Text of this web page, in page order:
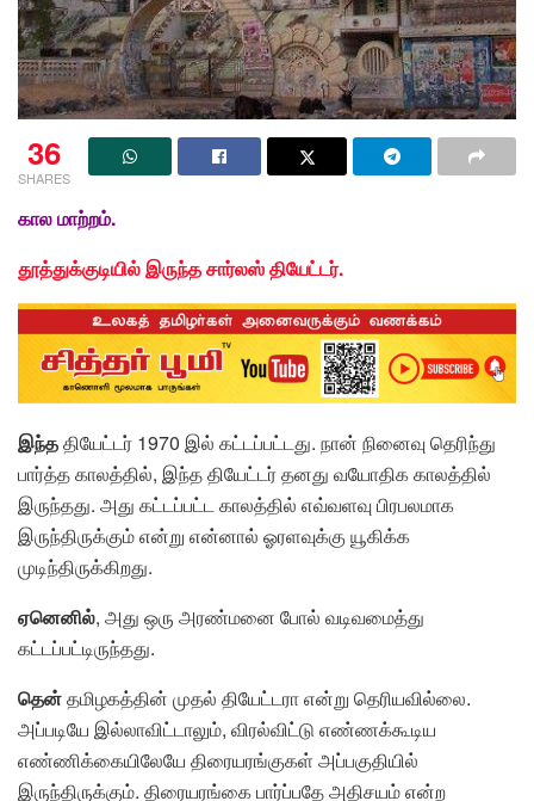
36
SHARES
கால மாற்றம்.
தூத்துக்குடியில் இருந்த சார்லஸ் தியேட்டர்.
இந்ததியேட்டர் 1970 இல் கட்டப்பட்டது. நான் நினைவு தெரிந்து
பார்த்த காலத்தில், இந்த தியேட்டர் தனது வயோதிக காலத்தில்
இருந்தது. அது கட்டப்பட்ட காலத்தில் எவ்வளவு பிரபலமாக
இருந்திருக்கும் என்று என்னால் ஓரளவுக்கு யூகிக்க
முடிந்திருக்கிறது.
ஏனெனில், அது ஒரு அரண்மனை போல் வடிவமைத்து
கட்டப்பட்டிருந்தது.
தென்தமிழகத்தின் முதல் தியேட்டரா என்று தெரியவில்லை.
அப்படியே இல்லாவிட்டாலும், விரல்விட்டு எண்ணக்கூடிய
எண்ணிக்கையிலேயே திரையரங்குகள் அப்பகுதியில்
இருந்திருக்கும். திரையரங்கை பார்ப்பதே அதிசயம் என்ற